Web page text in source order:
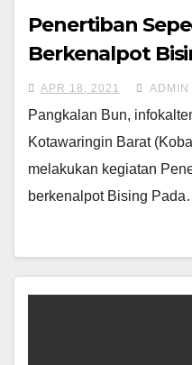
Penertiban
Berkenalpot
APR 18, 2021 ADMIN
Pangkalan Bun,
Kotawaringin Barat
melakukan kegiatan
berkenalpot Bising